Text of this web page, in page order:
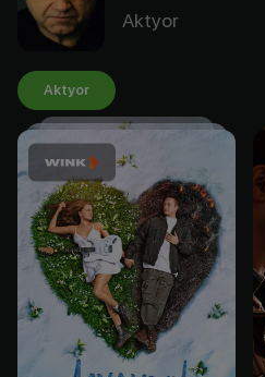
Aktyor
Aktyor